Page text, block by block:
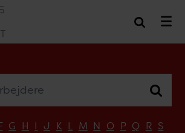
G H I J K L M N O P Q R S